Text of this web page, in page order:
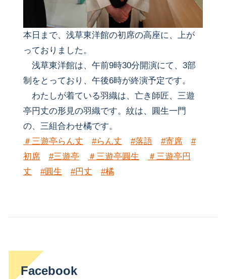
本日まで、浅草東洋館の初席の高座に、上が
っておりました。
浅草東洋館は、午前9時30分開演にて、3部
制をとっており、午後6時が終演予定です。
わたしが着ている羽織は、亡き師匠、三遊
亭円丈の形見の羽織です。紋は、圓生一門
の、三組合わせ橘です。
＃三遊亭らん丈
#らん丈 #落語 #寄席
#
初席
#三遊亭 ＃三遊亭圓生
＃三遊亭円
丈
#圓生 #円丈 #橘
Facebook